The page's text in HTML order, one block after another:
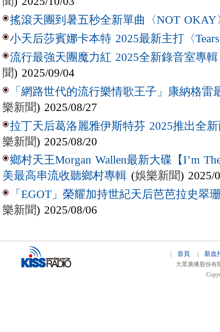
搖滾天團到暑五秒全新單曲〈NOT OKAY
小天后莎賓娜卡本特 2025最新主打〈
流行最強天團魔力紅 2025全新錄音室專
聞) 2025/09/04
「網路世代的流行樂情歌王子」康納格雷
樂新聞) 2025/08/27
拉丁天后葛洛麗雅伊斯特芬 2025推出全新
樂新聞) 2025/08/20
鄉村天王Morgan Wallen最新大碟【I’m
美最高串流收聽鄉村專輯 (娛樂新聞) 2025/
「EGOT」榮耀加持世紀天后芭芭拉史翠
樂新聞) 2025/08/06
| 首頁| 新血
大眾廣播股份有